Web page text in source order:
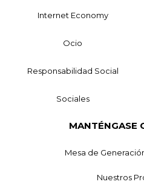
Internet Economy
Ocio
Responsabilidad Social
Sociales
MANTÉNGASE
Mesa de
Nuestros